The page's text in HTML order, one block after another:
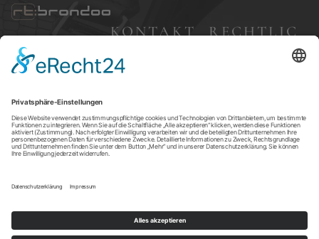
5
→
KONTAKT
e
RECHTLIC
Versandkosten
Widerruf